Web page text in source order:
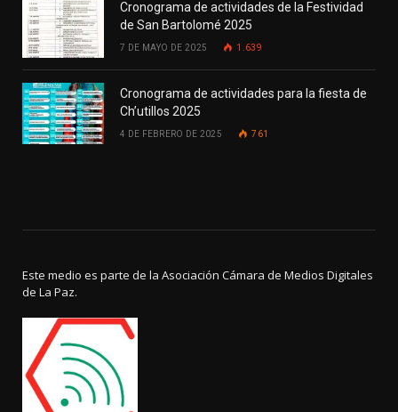
Cronograma de actividades de la Festividad
de San Bartolomé 2025
7 DE MAYO DE 2025 1.639
Cronograma de actividades para la fiesta de
Ch’utillos 2025
4 DE FEBRERO DE 2025 761
Este medio es parte de la Asociación Cámara de Medios Digitales
de La Paz.